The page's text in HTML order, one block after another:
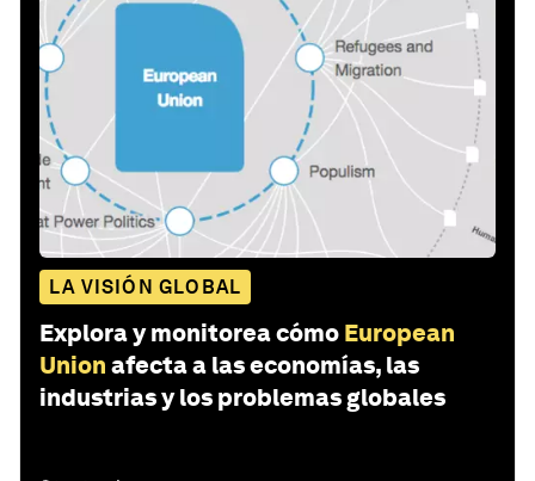
LA VISIÓN GLOBAL
Explora y monitorea cómo European
Union afecta a las economías, las
industrias y los problemas globales